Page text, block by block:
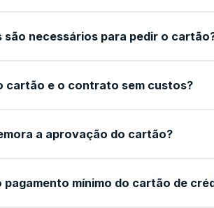
são necessários para pedir o
cartão e o contrato sem custos?
a aprovação do cartão?
pagamento mínimo do cartão de